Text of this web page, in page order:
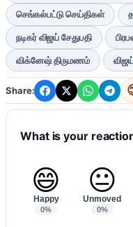
செங்கல்பட்டு செய்திகள்
நடிகர் விஜய் சேதுபதி
விக்னேஷ் திருமணம்
Share:
What is your
😄
Happy
0%
😐
Unmoved
0%